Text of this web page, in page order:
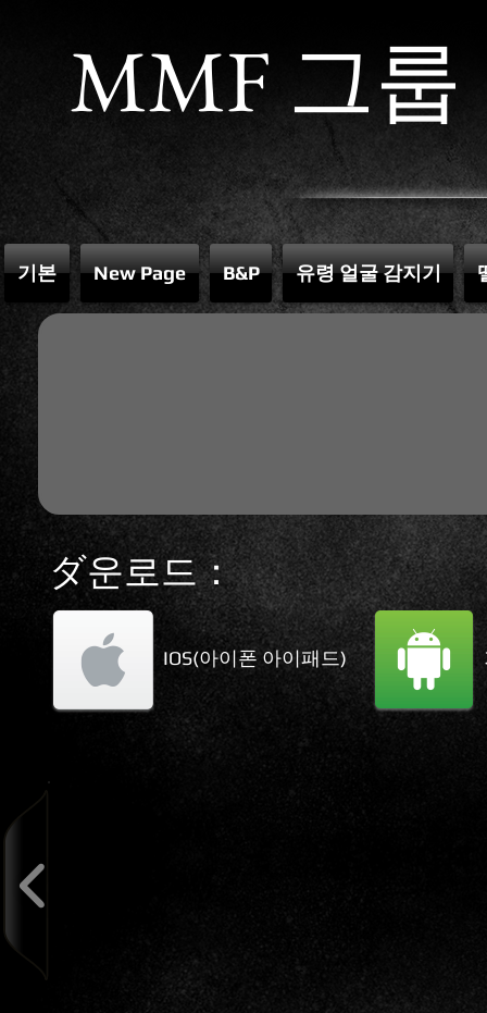
MMF 그룹
기본 New Page B&P 유령 얼굴 감지기
ダ운로드：
IOS(아이폰 아이패드)